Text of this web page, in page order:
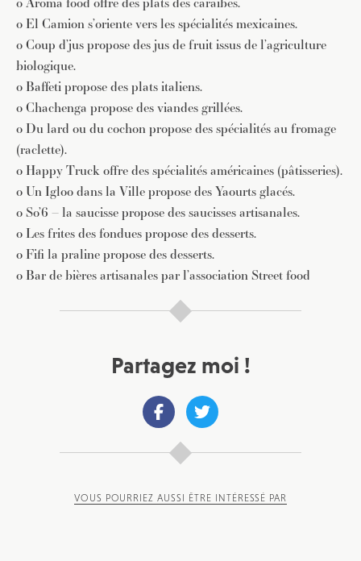
o El Camion s’oriente vers les spécialités mexicaines.
o Coup d’jus propose des jus de fruit issus de l’agriculture
biologique.
o Baffeti propose des plats italiens.
o Chachenga propose des viandes grillées.
o Du lard ou du cochon propose des spécialités au fromage
(raclette).
o Happy Truck offre des spécialités américaines (pâtisseries).
o Un Igloo dans la Ville propose des Yaourts glacés.
o So’6 – la saucisse propose des saucisses artisanales.
o Les frites des fondues propose des desserts.
o Fifi la praline propose des desserts.
o Bar de bières artisanales par l’association Street food
Partagez moi !
VOUS POURRIEZ AUSSI ÊTRE INTÉRESSÉ PAR
JE M'INSCRIS À LA NEWSLETTER
Pour recevoir toutes les deux semaines notre lettre
d’info avec une sélection d’articles …